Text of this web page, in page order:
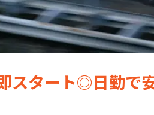
スタート◎日勤で